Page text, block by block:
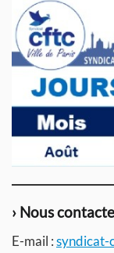
› Nous
E-mail :syndicat-